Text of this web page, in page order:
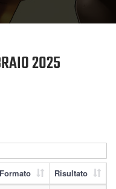
2025
Formato
Risultato